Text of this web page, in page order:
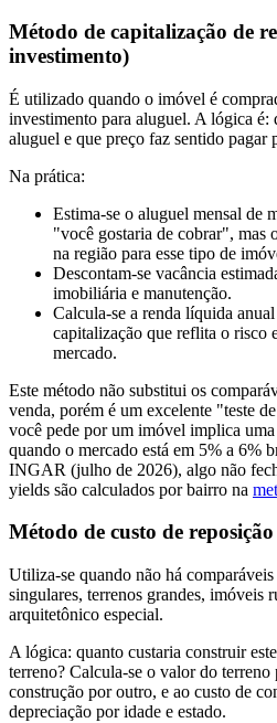
Método de capitalização de
investimento)
É utilizado quando o imóvel é
investimento para aluguel. A lógica é:
aluguel e que preço faz sentido pagar
Na prática:
Estima-se o aluguel mensal de
"você gostaria de cobrar", mas
na região para esse tipo de
Descontam-se vacância
imobiliária e manutenção.
Calcula-se a renda líquida
capitalização que reflita o risco
mercado.
Este método não substitui os
venda, porém é um excelente "teste
você pede por um imóvel implica
quando o mercado está em 5% a 6%
INGAR (julho de 2026), algo não
yields são calculados por bairro na
Método de custo de
Utiliza-se quando não há
singulares, terrenos grandes, imóveis
arquitetônico especial.
A lógica: quanto custaria construir
terreno? Calcula-se o valor do
construção por outro, e ao custo de
depreciação por idade e estado.